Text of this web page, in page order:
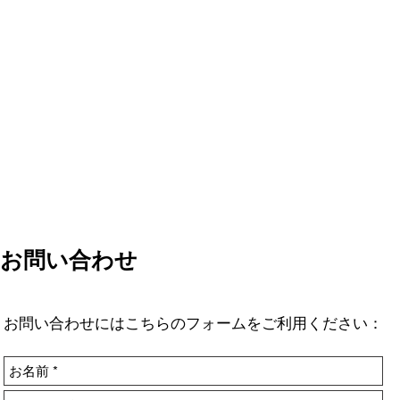
お問い合わせ
お問い合わせにはこちらのフォームをご利用ください：